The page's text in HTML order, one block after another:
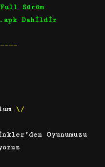
Full Sürüm
.apk Dahildir
\/
Oyunumuzu